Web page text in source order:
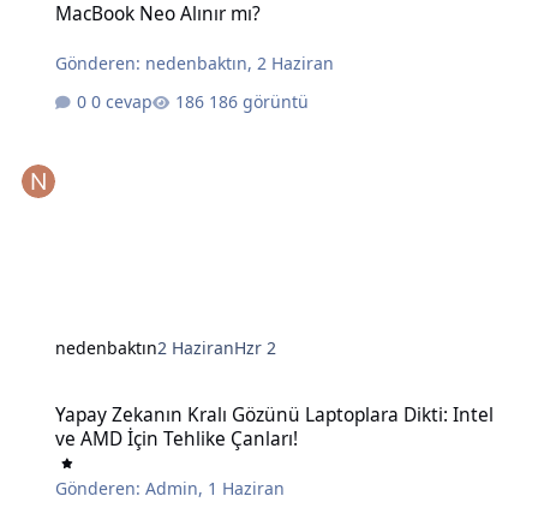
MacBook Neo Alınır mı?
Gönderen: nedenbaktın,2 Haziran
0 cevap
186 görüntü
nedenbaktın2 HaziranHzr 2
Yapay Zekanın Kralı Gözünü Laptoplara Dikti: Intel
ve AMD İçin Tehlike Çanları!
Gönderen:Admin, 1 Haziran